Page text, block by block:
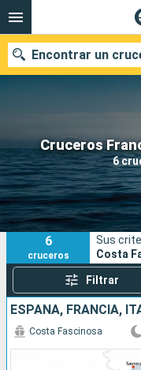
Cruceros
6
Encontrar un
Nuestros destinos
Fecha de salida
Puertos
6
cruceros
Sus
Costa
Filtrar
ESPAÑA, FRANCIA,
Costa Fascinosa